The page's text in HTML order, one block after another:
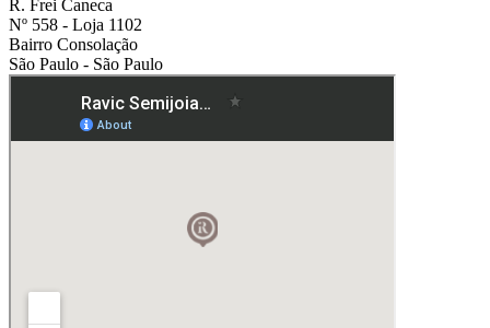
R. Frei Caneca
Nº 558 - Loja 1102
Bairro Consolação
São Paulo - São Paulo